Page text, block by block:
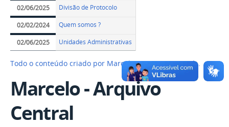
02/06/2025 Divisão de Protocolo
02/02/2024 Quem somos ?
02/06/2025 Unidades Administrativas
Todo o conteúdo criado por Marcelo - Arquivo Central…
Marcelo - Arquivo
Central